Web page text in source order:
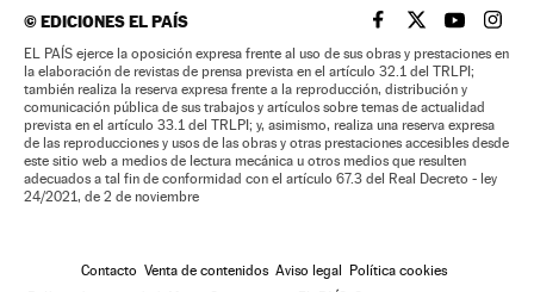
©EDICIONES EL PAÍS EL PAÍS BRASIL EN
EL PAÍSEL PAÍS
EL
EL PAÍS ejerce la oposición expresa frente al uso de sus obras y prestaciones en
la elaboración de revistas de prensa prevista en el artículo 32.1 del TRLPI;
también realiza la reserva expresa frente a la reproducción, distribución y
comunicación pública de sus trabajos y artículos sobre temas de actualidad
prevista en el artículo 33.1 del TRLPI; y, asimismo, realiza una reserva expresa
de las reproducciones y usos de las obras y otras prestaciones accesibles desde
este sitio web a medios de lectura mecánica u otros medios que resulten
adecuados a tal fin de conformidad con el artículo 67.3 del Real Decreto - ley
24/2021, de 2 de noviembre
Contacto Venta de contenidos Aviso legal
Política cookies